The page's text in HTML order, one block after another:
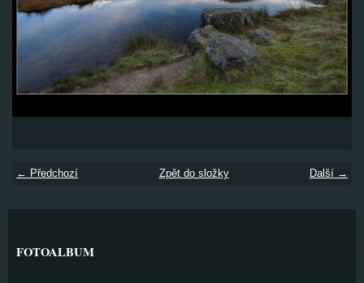
← Předchozí Další →
Zpět do složky
FOTOALBUM